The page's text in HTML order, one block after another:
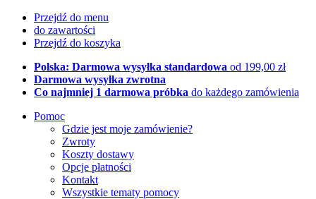
Przejdź do menu
do zawartości
Przejdź do koszyka
Polska: Darmowa wysyłka standardowa od 199,00 zł
Darmowa wysyłka zwrotna
Co najmniej 1 darmowa próbka do każdego zamówienia
Pomoc
Gdzie jest moje zamówienie?
Zwroty
Koszty dostawy
Opcje płatności
Kontakt
Wszystkie tematy pomocy